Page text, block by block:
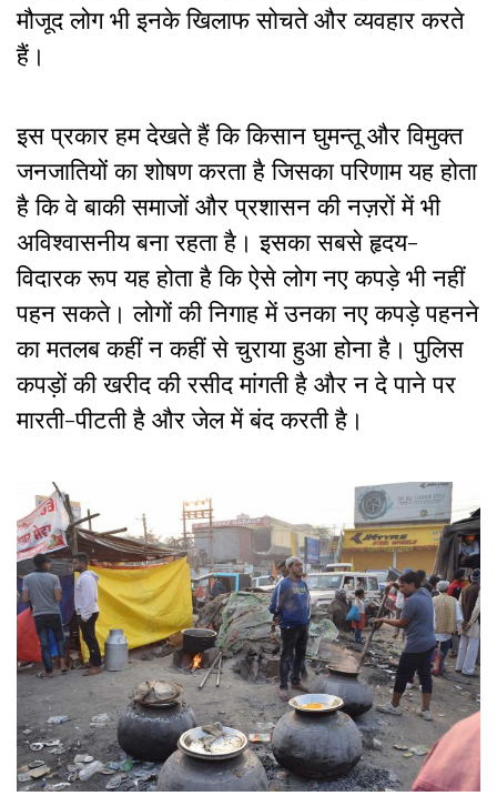
मौजूद लोग भी इनके खिलाफ सोचते और व्यवहार करते
हैं।
इस प्रकार हम देखते हैं कि किसान घुमन्तू और विमुक्त
जनजातियों का शोषण करता है जिसका परिणाम यह होता
है कि वे बाकी समाजों और प्रशासन की नज़रों में भी
अविश्वासनीय बना रहता है। इसका सबसे हृदय-
विदारक रूप यह होता है कि ऐसे लोग नए कपड़े भी नहीं
पहन सकते। लोगों की निगाह में उनका नए कपड़े पहनने
का मतलब कहीं न कहीं से चुराया हुआ होना है। पुलिस
कपड़ों की खरीद की रसीद मांगती है और न दे पाने पर
मारती-पीटती है और जेल में बंद करती है।